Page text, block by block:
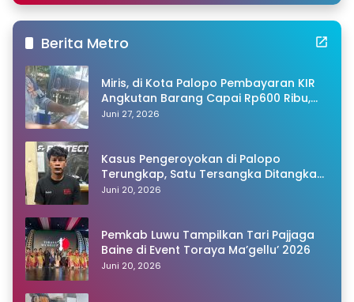
Berita Metro
Miris, di Kota Palopo Pembayaran KIR
Angkutan Barang Capai Rp600 Ribu,
Warganet Pertanyakan Dugaan Pungli
Juni 27, 2026
Kasus Pengeroyokan di Palopo
Terungkap, Satu Tersangka Ditangkap
Polisi
Juni 20, 2026
Pemkab Luwu Tampilkan Tari Pajjaga
Baine di Event Toraya Ma’gellu’ 2026
Juni 20, 2026